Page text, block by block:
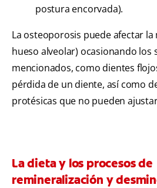
postura encorvada).
La osteoporosis puede afectar la
hueso alveolar) ocasionando los
mencionados, como dientes
pérdida de un diente, así como
protésicas que no pueden
La dieta y los procesos de
remineralización y